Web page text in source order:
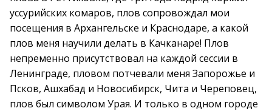
уссурийских комаров, плов сопровождал мои
посещения в Архангельске и Краснодаре, а какой
плов меня научили делать в Качканаре! Плов
непременно присутствовал на каждой сессии в
Ленинграде, пловом потчевали меня Запорожье и
Псков, Ашхабад и Новосибирск, Чита и Череповец,
плов был символом Урая. И только в одном городе